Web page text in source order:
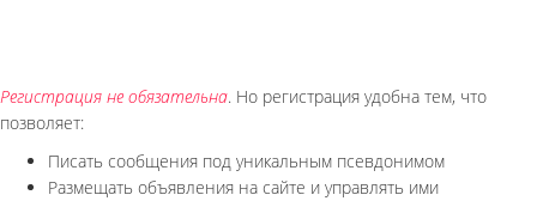
Регистрация не обязательна. Но регистрация удобна тем, что
позволяет:
Писать сообщения под уникальным псевдонимом
Размещать объявления на сайте и управлять ими